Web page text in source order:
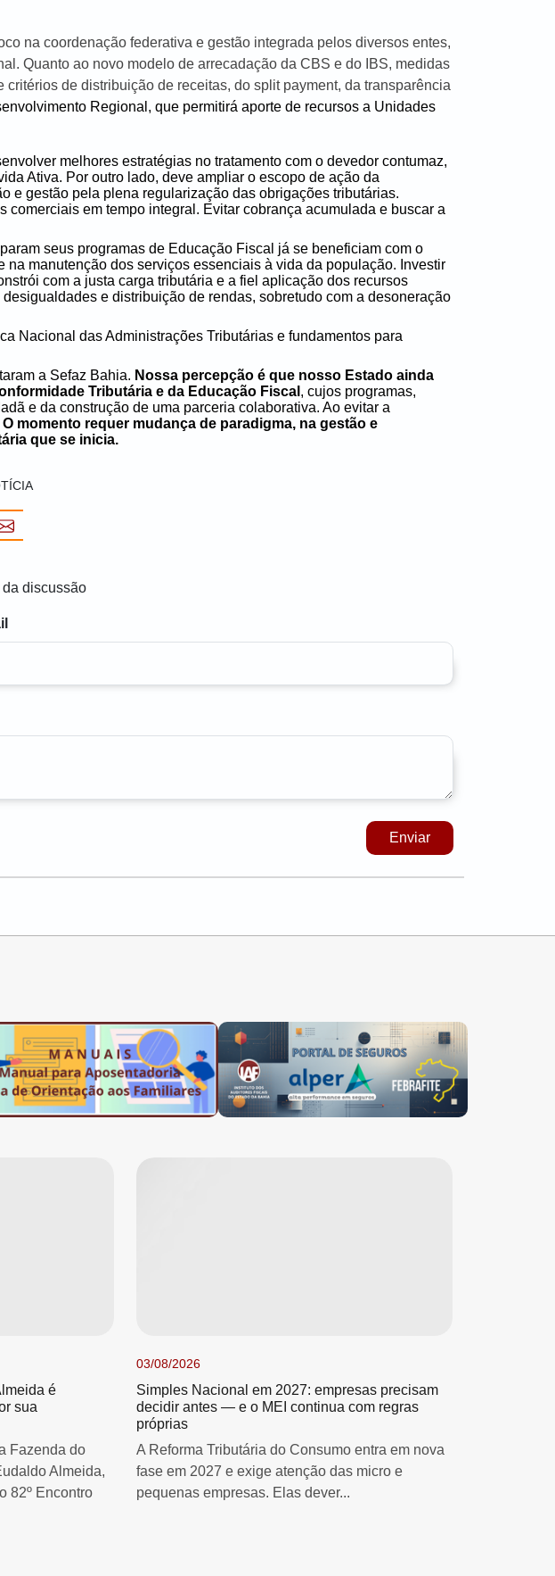
na coordenação federativa e gestão integrada pelos diversos entes,
Quanto ao novo modelo de arrecadação da CBS e do IBS, medidas
de distribuição de receitas, do split payment, da transparência
Regional, que permitirá aporte de recursos a Unidades
melhores estratégias no tratamento com o devedor contumaz,
Ativa. Por outro lado, deve ampliar o escopo de ação da
e gestão pela plena regularização das obrigações tributárias.
em tempo integral. Evitar cobrança acumulada e buscar a
seus programas de Educação Fiscal já se beneficiam com o
manutenção dos serviços essenciais à vida da população. Investir
com a justa carga tributária e a fiel aplicação dos recursos
e distribuição de rendas, sobretudo com a desoneração
Nacional das Administrações Tributárias e fundamentos para
a Sefaz Bahia. Nossa percepção é que nosso Estado ainda
Tributária e da Educação Fiscal , cujos programas,
e da construção de uma parceria colaborativa. Ao evitar a
O momento requer mudança de paradigma, na gestão e
que se inicia.
discussão
Enviar
é
sua
Fazenda do
Almeida,
82º Encontro
03/08/2026
Simples Nacional em 2027: empresas precisam
decidir antes — e o MEI continua com regras
próprias
A Reforma Tributária do Consumo entra em nova
fase em 2027 e exige atenção das micro e
pequenas empresas. Elas dever...